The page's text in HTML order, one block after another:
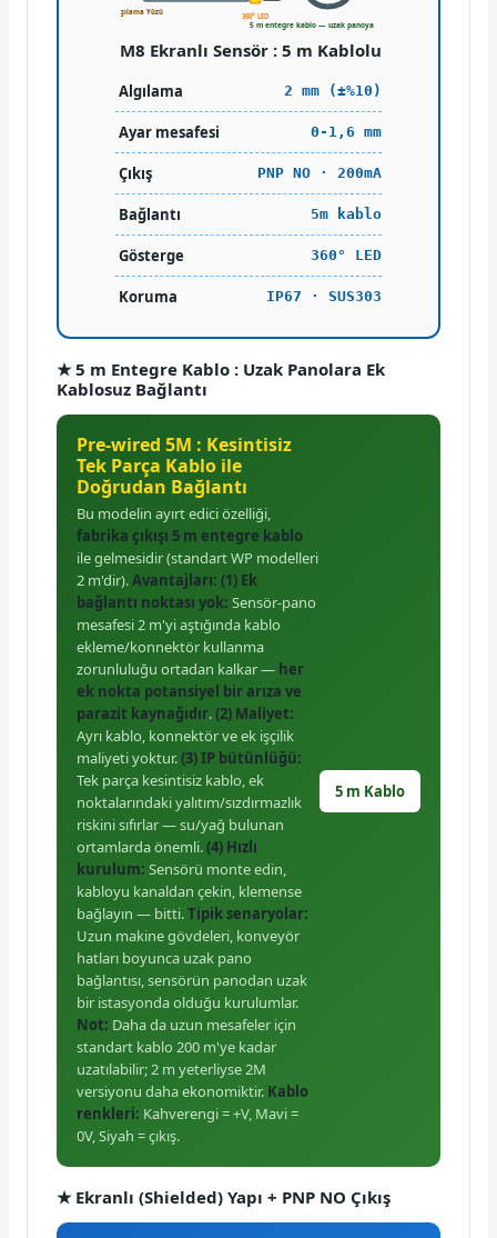
Algılama Yüzü 360° LED
5 m entegre kablo — uzak panoya doğrudan
M8 Ekranlı Sensör : 5 m Kablolu
Algılama 2 mm (±%10)
Ayar mesafesi 0-1,6 mm
Çıkış PNP NO · 200mA
Bağlantı 5m kablo
Gösterge 360° LED
Koruma IP67 · SUS303
★ 5 m Entegre Kablo : Uzak Panolara Ek
Kablosuz Bağlantı
Pre-wired 5M : Kesintisiz
Tek Parça Kablo ile
Doğrudan Bağlantı
Bu modelin ayırt edici özelliği,
fabrika çıkışı 5 m entegre kablo
ile gelmesidir (standart WP modelleri
2 m'dir).Avantajları: (1) Ek
bağlantı noktası yok: Sensör-pano
mesafesi 2 m'yi aştığında kablo
ekleme/konnektör kullanma
zorunluluğu ortadan kalkar — her
ek nokta potansiyel bir arıza ve
parazit kaynağıdır.(2) Maliyet:
Ayrı kablo, konnektör ve ek işçilik
maliyeti yoktur.(3) IP bütünlüğü:
Tek parça kesintisiz kablo, ek
noktalarındaki yalıtım/sızdırmazlık
riskini sıfırlar — su/yağ bulunan
ortamlarda önemli.(4) Hızlı
kurulum: Sensörü monte edin,
kabloyu kanaldan çekin, klemense
bağlayın — bitti.Tipik senaryolar:
Uzun makine gövdeleri, konveyör
hatları boyunca uzak pano
bağlantısı, sensörün panodan uzak
bir istasyonda olduğu kurulumlar.
Not: Daha da uzun mesafeler için
standart kablo 200 m'ye kadar
uzatılabilir; 2 m yeterliyse 2M
versiyonu daha ekonomiktir. Kablo
renkleri: Kahverengi = +V, Mavi =
0V, Siyah = çıkış.
5 m Kablo
★ Ekranlı (Shielded) Yapı + PNP NO Çıkış